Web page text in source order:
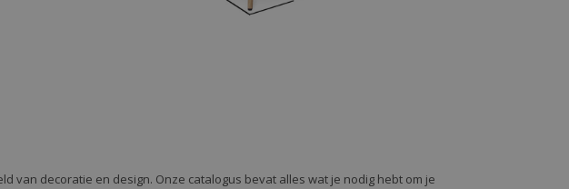
van decoratie en design. Onze catalogus bevat alles wat je nodig hebt om je